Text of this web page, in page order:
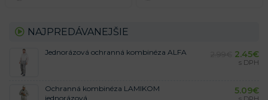
NAJPREDÁVANEJŠIE
Jednorázová ochranná kombinéza ALFA 2.45€
s DPH
Ochranná kombinéza LAMIKOM
jednorázová
5.09€